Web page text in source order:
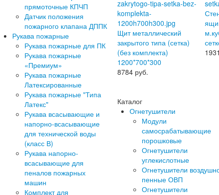
прямоточные КПЧП
Датчик положения
пожарного клапана ДППК
Рукава пожарные
Рукава пожарные для ПК
Рукава пожарные
«Премиум»
Рукава пожарные
Латексированные
Рукава пожарные "Типа
Латекс"
Рукава всасывающие и
напорно-всасывающие
для технической воды
(класс В)
Рукава напорно-
всасывающие для
пеналов пожарных
машин
Комплект для
Щит металлический
закрытого типа (сетка)
(без комплекта)
1200*700*300
8784 руб.
Каталог
Огнетушители
Модули
самосрабатывающие
порошковые
Огнетушители
углекислотные
Огнетушители
пенные ОВП
Огнетушители